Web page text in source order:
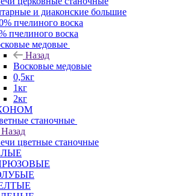
и диаконские большие
пчелиного воска
пчелиного воска
медовые
Назад
Восковые медовые
0,5кг
1кг
2кг
станочные
Назад
цветные станочные